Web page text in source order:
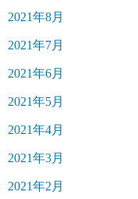
2021年8月
2021年7月
2021年6月
2021年5月
2021年4月
2021年3月
2021年2月